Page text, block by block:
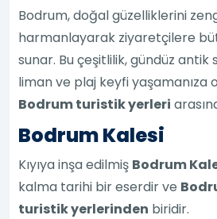
Bodrum, doğal güzelliklerini
harmanlayarak ziyaretçilere
sunar. Bu çeşitlilik, gündüz
liman ve plaj keyfi yaşamanıza
Bodrum turistik yerleri
Bodrum Kalesi
Kıyıya inşa edilmiş Bodrum
kalma tarihi bir eserdir ve
turistik yerlerinden biridir.